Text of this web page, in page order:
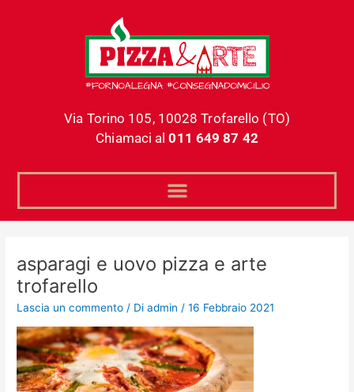
Via Torino 105, 10028 Trofarello (TO)
Chiamaci al 011 649 87 42
asparagi e uovo pizza e arte
trofarello
Lascia un commento / Diadmin/16 Febbraio 2021